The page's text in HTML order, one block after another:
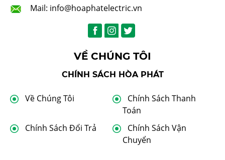
Mail: info@hoaphatelectric.vn
VỀ CHÚNG TÔI
CHÍNH SÁCH HÒA PHÁT
Về Chúng Tôi
Chính Sách Thanh
Toán
Chính Sách Đổi Trả
Chính Sách Vận
Chuyển